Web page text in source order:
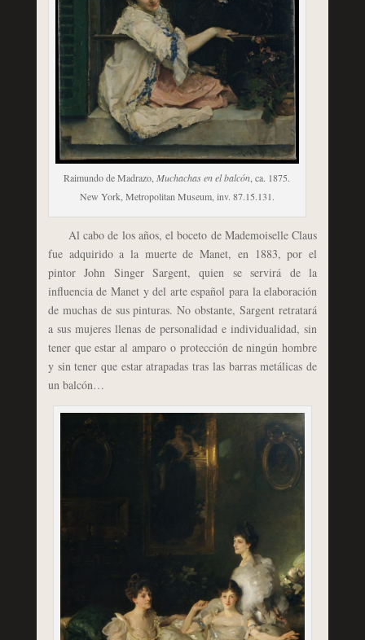
Raimundo de Madrazo, Muchachas en el balcón , ca. 1875.
New York, Metropolitan Museum, inv. 87.15.131.
Al cabo de los años, el boceto de Mademoiselle Claus
fue adquirido a la muerte de Manet, en 1883, por el
pintor John Singer Sargent, quien se servirá de la
influencia de Manet y del arte español para la elaboración
de muchas de sus pinturas. No obstante, Sargent retratará
a sus mujeres llenas de personalidad e individualidad, sin
tener que estar al amparo o protección de ningún hombre
y sin tener que estar atrapadas tras las barras metálicas de
un balcón…